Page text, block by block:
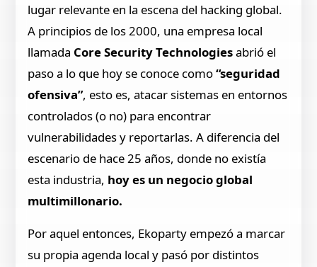
lugar relevante en la escena del hacking global.
A principios de los 2000, una empresa local
llamada Core Security Technologiesabrió el
paso a lo que hoy se conoce como“seguridad
ofensiva”, esto es, atacar sistemas en entornos
controlados (o no) para encontrar
vulnerabilidades y reportarlas. A diferencia del
escenario de hace 25 años, donde no existía
esta industria, hoy es un negocio global
multimillonario.
Por aquel entonces, Ekoparty empezó a marcar
su propia agenda local y pasó por distintos